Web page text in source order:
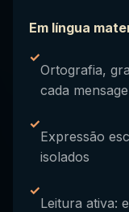
Em língua
✓
Ortografia,
cada
✓
Expressão
isolados
✓
Leitura ativa: